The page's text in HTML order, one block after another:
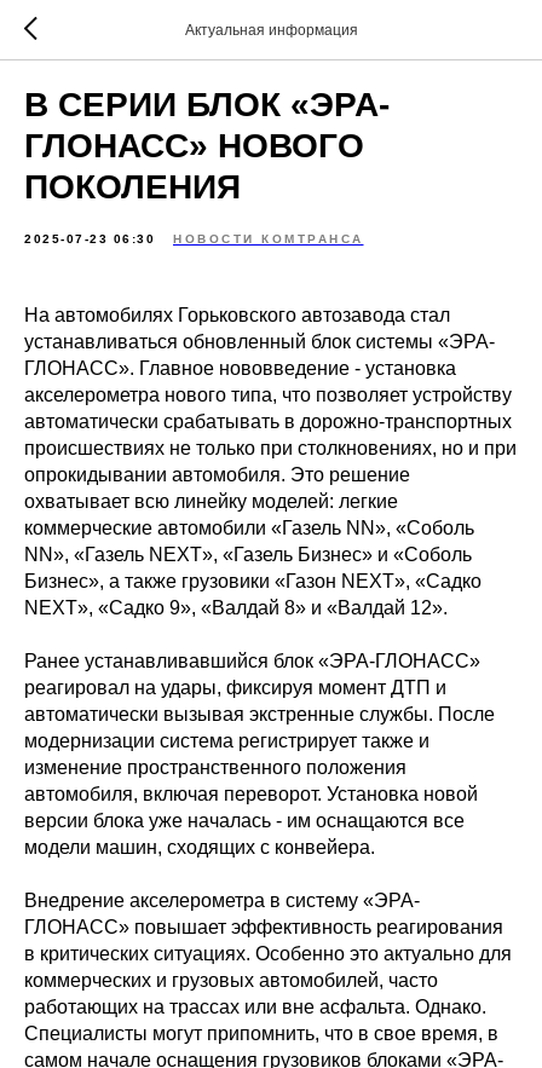
Актуальная информация
В СЕРИИ БЛОК «ЭРА-
ГЛОНАСС» НОВОГО
ПОКОЛЕНИЯ
2025-07-23 06:30 НОВОСТИ КОМТРАНСА
На автомобилях Горьковского автозавода стал
устанавливаться обновленный блок системы «ЭРА-
ГЛОНАСС». Главное нововведение - установка
акселерометра нового типа, что позволяет устройству
автоматически срабатывать в дорожно-транспортных
происшествиях не только при столкновениях, но и при
опрокидывании автомобиля. Это решение
охватывает всю линейку моделей: легкие
коммерческие автомобили «Газель NN», «Соболь
NN», «Газель NEXT», «Газель Бизнес» и «Соболь
Бизнес», а также грузовики «Газон NEXT», «Садко
NEXT», «Садко 9», «Валдай 8» и «Валдай 12».
Ранее устанавливавшийся блок «ЭРА-ГЛОНАСС»
реагировал на удары, фиксируя момент ДТП и
автоматически вызывая экстренные службы. После
модернизации система регистрирует также и
изменение пространственного положения
автомобиля, включая переворот. Установка новой
версии блока уже началась - им оснащаются все
модели машин, сходящих с конвейера.
Внедрение акселерометра в систему «ЭРА-
ГЛОНАСС» повышает эффективность реагирования
в критических ситуациях. Особенно это актуально для
коммерческих и грузовых автомобилей, часто
работающих на трассах или вне асфальта. Однако.
Специалисты могут припомнить, что в свое время, в
самом начале оснащения грузовиков блоками «ЭРА-